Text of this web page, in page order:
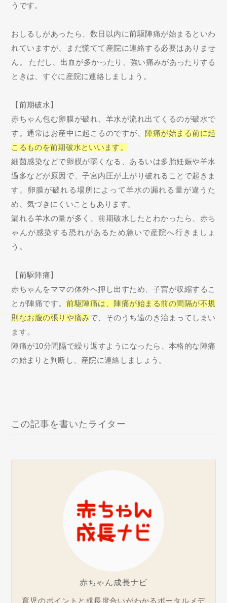
うです。
おしるしがあったら、数日以内に前駆陣痛が始まるといわ
れていますが、まだ慌てて産院に連絡する必要はありませ
ん。 ただし、出血が多かったり、強い痛みがあったりする
ときは、すぐに産院に連絡しましょう。
【前期破水】
赤ちゃん包む卵膜が破れ、羊水が流れ出てくるのが破水で
す。通常はお産中に起こるのですが、 陣痛が始まる前に起
こるものを前期破水といいます。
細菌感染などで卵膜が弱くなる、あるいは多胎妊娠や羊水
過多などが原因で、子宮内圧が上がり破れることで起きま
す。卵膜が破れる場所によって羊水の漏れる量が違うた
め、気づきにくいこともあります。
漏れる羊水の量が多く、前期破水したとわかったら、赤ち
ゃんが感染する恐れがあるため急いで産院へ行きましょ
う。
【前駆陣痛】
赤ちゃんをママの体外へ押し出すため、子宮が収縮するこ
とが陣痛です。前駆陣痛は、陣痛が始まる前の間隔が不規
則なお腹の張りや痛みで、そのうち遠のき治まってしまい
ます。
陣痛が10分間隔で繰り返すようになったら、本格的な陣痛
の始まりと判断し、産院に連絡しましょう。
この記事を書いたライター
赤ちゃん成長ナビ
育児のポイントと成長度合いがわかるポータルメデ